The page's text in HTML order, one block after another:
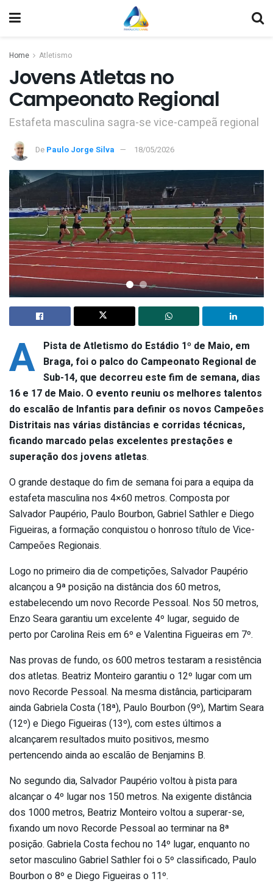
Home Atletismo
Jovens Atletas no
Campeonato Regional
Estafeta masculina sagra-se vice-campeã regional
De Paulo Jorge Silva 18/05/2026
A Pista de Atletismo do Estádio 1º de Maio, em
Braga, foi o palco do Campeonato Regional de
Sub-14, que decorreu este fim de semana, dias
16 e 17 de Maio. O evento reuniu os melhores talentos
do escalão de Infantis para definir os novos Campeões
Distritais nas várias distâncias e corridas técnicas,
ficando marcado pelas excelentes prestações e
superação dos jovens atletas.
O grande destaque do fim de semana foi para a equipa da
estafeta masculina nos 4×60 metros. Composta por
Salvador Paupério, Paulo Bourbon, Gabriel Sathler e Diego
Figueiras, a formação conquistou o honroso título de Vice-
Campeões Regionais.
Logo no primeiro dia de competições, Salvador Paupério
alcançou a 9ª posição na distância dos 60 metros,
estabelecendo um novo Recorde Pessoal. Nos 50 metros,
Enzo Seara garantiu um excelente 4º lugar, seguido de
perto por Carolina Reis em 6º e Valentina Figueiras em 7º.
Nas provas de fundo, os 600 metros testaram a resistência
dos atletas. Beatriz Monteiro garantiu o 12º lugar com um
novo Recorde Pessoal. Na mesma distância, participaram
ainda Gabriela Costa (18ª), Paulo Bourbon (9º), Martim Seara
(12º) e Diego Figueiras (13º), com estes últimos a
alcançarem resultados muito positivos, mesmo
pertencendo ainda ao escalão de Benjamins B.
No segundo dia, Salvador Paupério voltou à pista para
alcançar o 4º lugar nos 150 metros. Na exigente distância
dos 1000 metros, Beatriz Monteiro voltou a superar-se,
fixando um novo Recorde Pessoal ao terminar na 8ª
posição. Gabriela Costa fechou no 14º lugar, enquanto no
setor masculino Gabriel Sathler foi o 5º classificado, Paulo
Bourbon o 8º e Diego Figueiras o 11º.